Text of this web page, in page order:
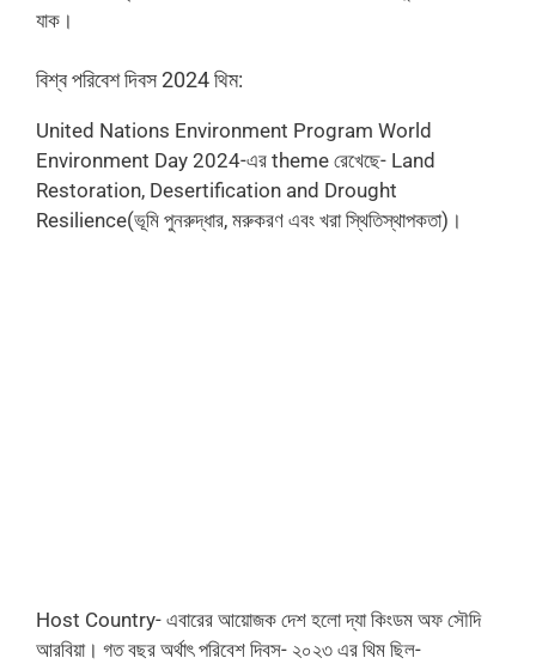
যাক।
বিশ্ব পরিবেশ দিবস 2024 থিম:
United Nations Environment Program World
Environment Day 2024-এর theme রেখেছে- Land
Restoration, Desertification and Drought
Resilience(ভূমি পুনরুদ্ধার, মরুকরণ এবং খরা স্থিতিস্থাপকতা)।
Host Country- এবারের আয়োজক দেশ হলো দ্যা কিংডম অফ সৌদি
আরবিয়া। গত বছর অর্থাৎ পরিবেশ দিবস- ২০২৩ এর থিম ছিল-